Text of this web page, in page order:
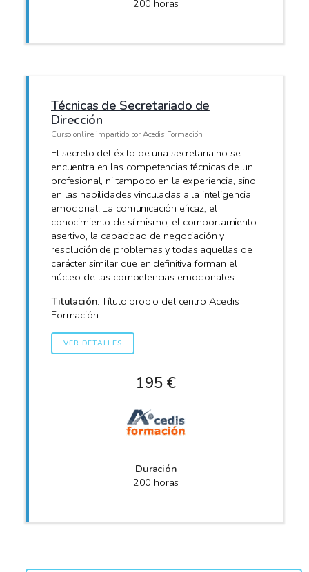
200 horas
Técnicas de Secretariado de
Dirección
Curso online impartido por Acedis Formación
El secreto del éxito de una secretaria no se
encuentra en las competencias técnicas de un
profesional, ni tampoco en la experiencia, sino
en las habilidades vinculadas a la inteligencia
emocional. La comunicación eficaz, el
conocimiento de sí mismo, el comportamiento
asertivo, la capacidad de negociación y
resolución de problemas y todas aquellas de
carácter similar que en definitiva forman el
núcleo de las competencias emocionales.
Titulación: Título propio del centro Acedis
Formación
VER DETALLES
195 €
Duración
200 horas